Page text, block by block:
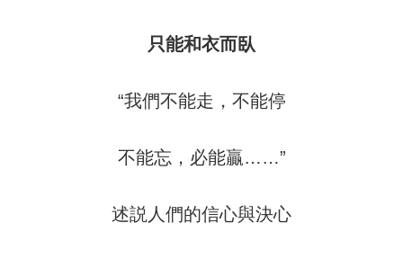
只能和衣而臥
“我們不能走，不能停
不能忘，必能贏……”
述説人們的信心與決心